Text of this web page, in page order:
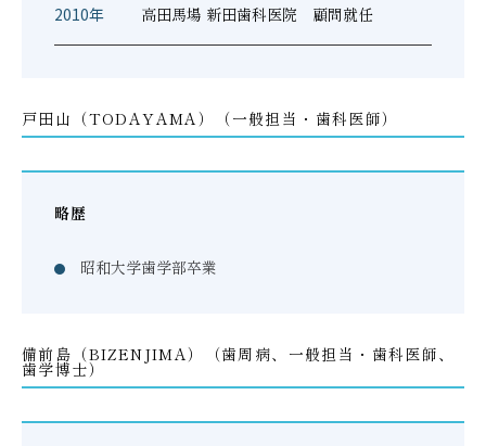
2010年 高田馬場 新田歯科医院 顧問就任
戸田山（TODAYAMA）（一般担当・歯科医師）
略歴
昭和大学歯学部卒業
備前島（BIZENJIMA）（歯周病、一般担当・歯科医師、
歯学博士）